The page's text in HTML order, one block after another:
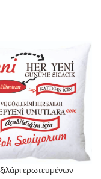
ερωτευμένων